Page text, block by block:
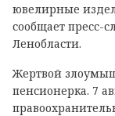
ювелирные
сообщает пресс-
Ленобласти.
Жертвой
пенсионерка. 7